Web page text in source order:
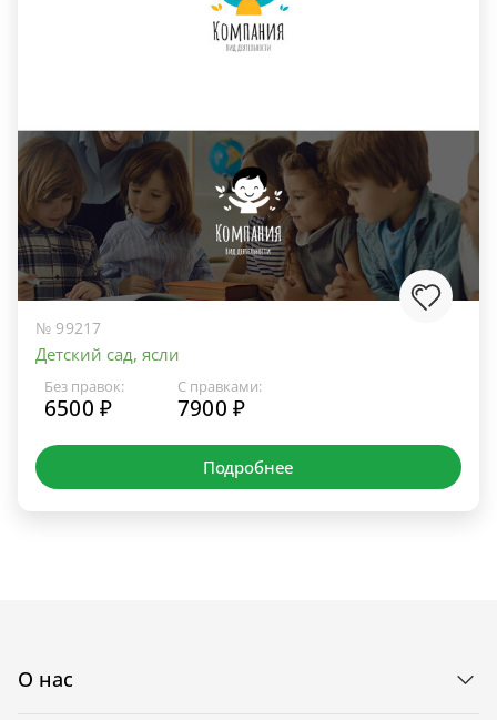
№ 99217
Детский сад, ясли
Без правок:
6500 ₽
С правками:
7900 ₽
Подробнее
О нас